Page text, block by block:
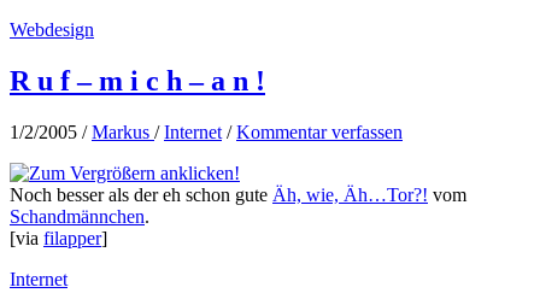
Webdesign
R u f – m i c h – a n !
1/2/2005 /Markus /Internet /Kommentar verfassen
Noch besser als der eh schon gute Äh, wie, Äh…Tor?! vom
Schandmännchen.
[via filapper]
Internet